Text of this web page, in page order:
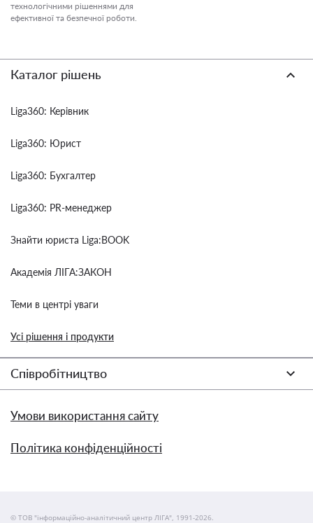
технологічними рішеннями для
ефективної та безпечної роботи.
Каталог рішень
Liga360: Керівник
Liga360: Юрист
Liga360: Бухгалтер
Liga360: PR-менеджер
Знайти юриста Liga:BOOK
Академія ЛІГА:ЗАКОН
Теми в центрі уваги
Усі рішення і продукти
Співробітництво
Умови використання сайту
Політика конфіденційності
© ТОВ "інформаційно-аналітичний центр ЛІГА", 1991-2026.